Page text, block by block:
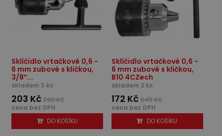
Sklíčidlo vrtačkové 0,6 -
6 mm zubové s kličkou,
3/8”...
skladem 3 ks
203 Kč 290 Kč
cena bez DPH
DO KOŠÍKU
Sklíčidlo vrtačkové 0,6 -
6 mm zubové s kličkou,
B10 4CZech
skladem 2 ks
172 Kč 245 Kč
cena bez DPH
DO KOŠÍKU